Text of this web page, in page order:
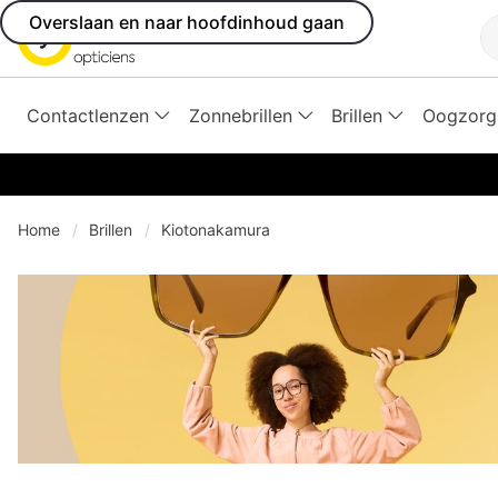
Overslaan en naar hoofdinhoud gaan
Contactlenzen Zonnebrillen Brillen Oogzorg
Home Brillen Kiotonakamura